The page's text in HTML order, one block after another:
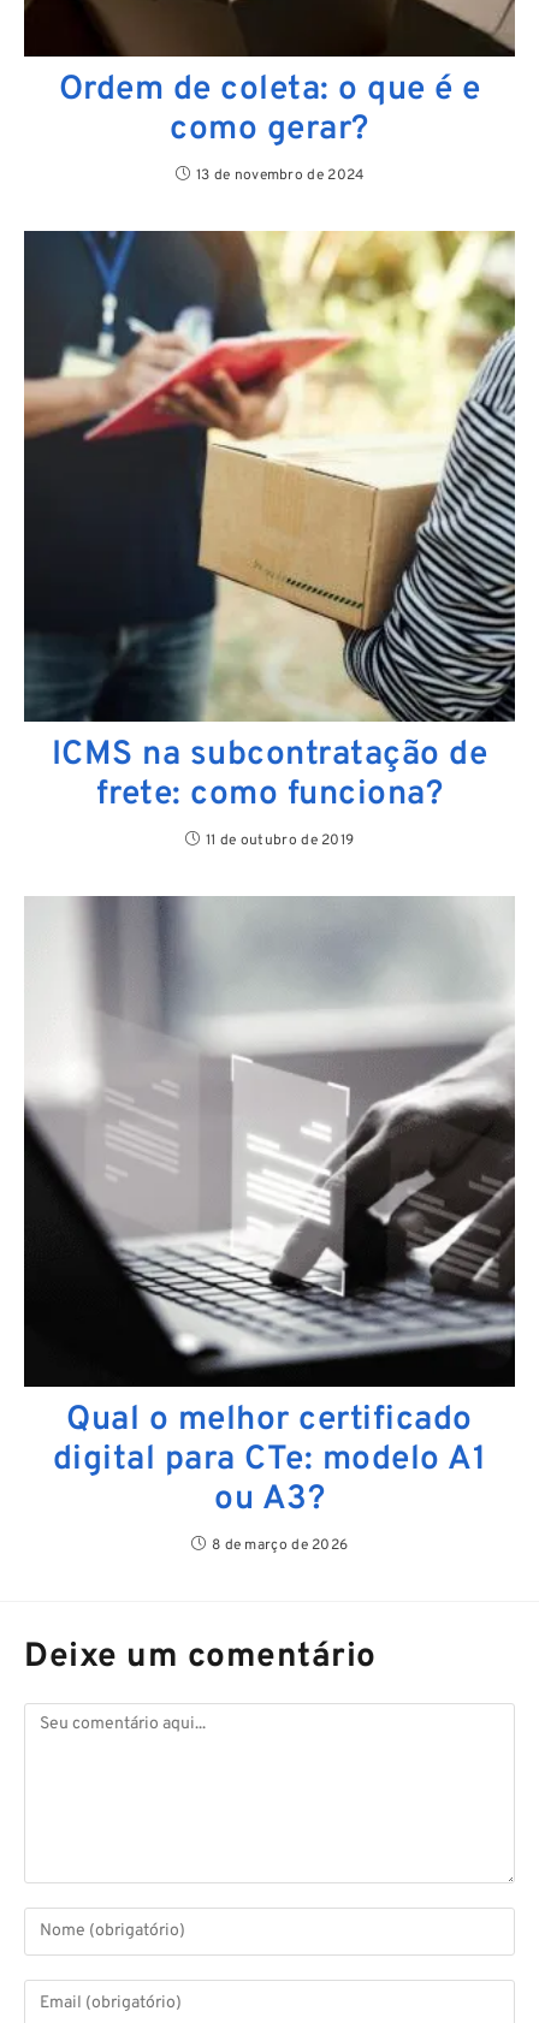
Ordem de coleta: o que é e
como gerar?
13 de novembro de 2024
ICMS na subcontratação de
frete: como funciona?
11 de outubro de 2019
Qual o melhor certificado
digital para CTe: modelo A1
ou A3?
8 de março de 2026
Deixe um comentário